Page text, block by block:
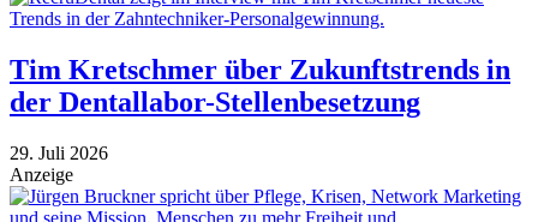
Tim Kretschmer über Zukunftstrends in
der Dentallabor-Stellenbesetzung
29. Juli 2026
Anzeige